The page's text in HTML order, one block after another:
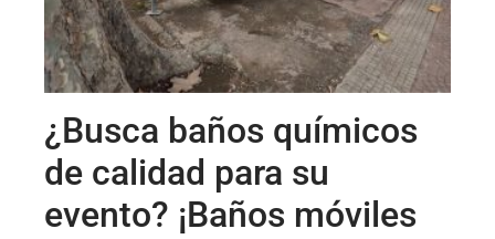
¿Busca baños químicos
de calidad para su
evento? ¡Baños móviles